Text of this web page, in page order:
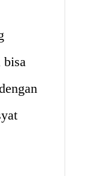
bisa